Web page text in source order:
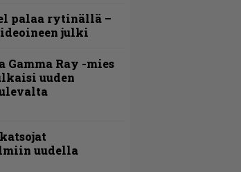
palaa rytinällä –
julki
Gamma Ray -mies
uuden
uudella